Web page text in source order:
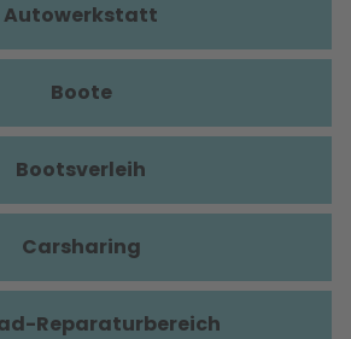
Autowerkstatt
Boote
Bootsverleih
Carsharing
Reparaturbereich